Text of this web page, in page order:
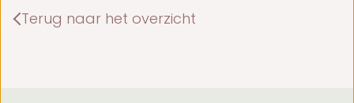
Terug naar het overzicht